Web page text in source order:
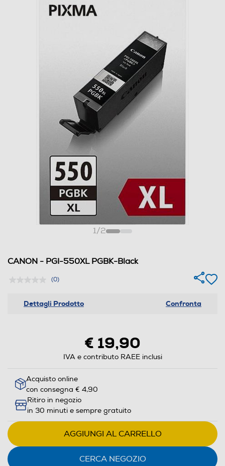
1/2
CANON - PGI-550XL PGBK-Black
(0)
Dettagli Prodotto Confronta
€ 19,90
IVA e contributo RAEE inclusi
Acquisto online
con consegna € 4,90
Ritiro in negozio
in 30 minuti e sempre gratuito
AGGIUNGI AL CARRELLO
CERCA NEGOZIO